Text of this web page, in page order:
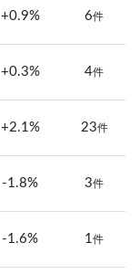
+0.9% 6件
+0.3% 4件
+2.1% 23件
-1.8% 3件
-1.6% 1件